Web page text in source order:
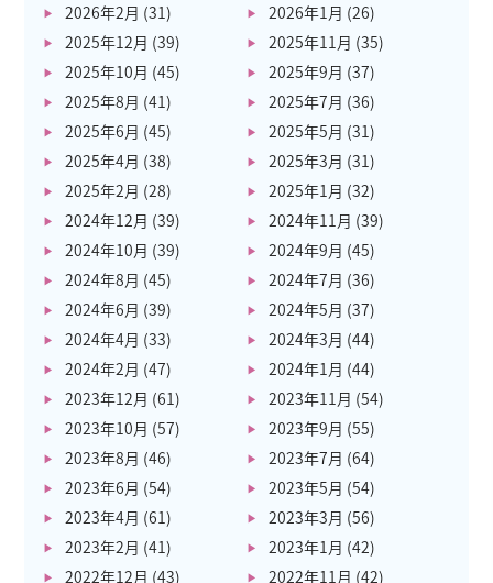
2026年2月 (31) 2026年1月 (26)
2025年12月 (39) 2025年11月 (35)
2025年10月 (45) 2025年9月 (37)
2025年8月 (41) 2025年7月 (36)
2025年6月 (45) 2025年5月 (31)
2025年4月 (38) 2025年3月 (31)
2025年2月 (28) 2025年1月 (32)
2024年12月 (39) 2024年11月 (39)
2024年10月 (39) 2024年9月 (45)
2024年8月 (45) 2024年7月 (36)
2024年6月 (39) 2024年5月 (37)
2024年4月 (33) 2024年3月 (44)
2024年2月 (47) 2024年1月 (44)
2023年12月 (61) 2023年11月 (54)
2023年10月 (57) 2023年9月 (55)
2023年8月 (46) 2023年7月 (64)
2023年6月 (54) 2023年5月 (54)
2023年4月 (61) 2023年3月 (56)
2023年2月 (41) 2023年1月 (42)
2022年12月 (43) 2022年11月 (42)